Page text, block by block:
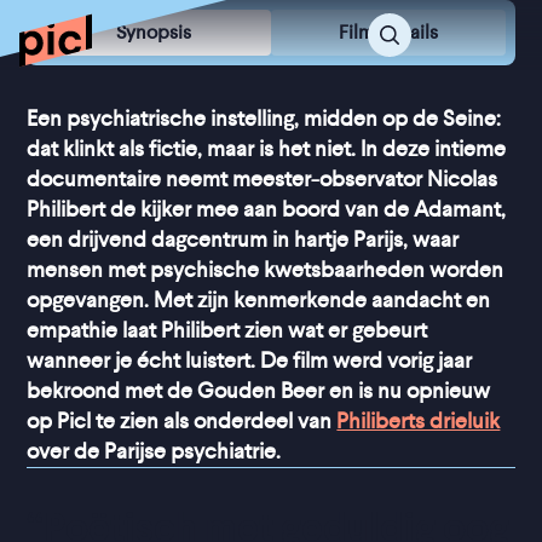
Synopsis Film Details
Een psychiatrische instelling, midden op de Seine:
dat klinkt als fictie, maar is het niet. In deze intieme
documentaire neemt meester-observator Nicolas
Philibert de kijker mee aan boord van de Adamant,
een drijvend dagcentrum in hartje Parijs, waar
mensen met psychische kwetsbaarheden worden
opgevangen. Met zijn kenmerkende aandacht en
empathie laat Philibert zien wat er gebeurt
wanneer je écht luistert. De film werd vorig jaar
bekroond met de Gouden Beer en is nu opnieuw
op Picl te zien als onderdeel van Philiberts drieluik
over de Parijse psychiatrie.